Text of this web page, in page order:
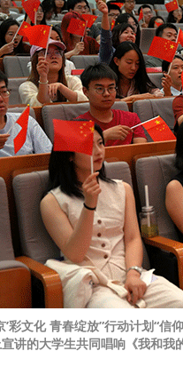
彩文化 青春绽放”行动计划“信
讲的大学生共同唱响《我和我